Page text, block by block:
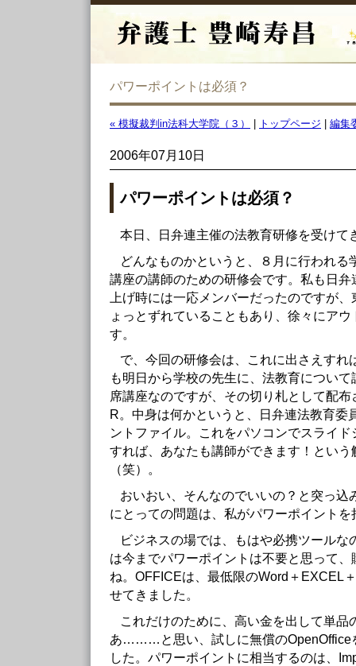
パワーポイントは必須？
« 模擬裁判in法科大学院（３） トップページ 編集
2006年07月10日
パワーポイントは必須？
本日、日弁連主催の法教育研修を受けて
どんなものかというと、８月に行われる
講座の講師のための研修会です。私も日
上げ時には一応メンバーだったのですが
ょっとずれていることもあり、徐々にア
す。
で、今回の研修会は、これに出さえすれ
も明日から学校の先生に、法教育につい
席講座なのですが、その切り札として配
R。中身は何かというと、日弁連法教育委
ントファイル。これをパソコンでスライ
すれば、あなたも講師ができます！という
（笑）。
おいおい、そんなのでいいの？と突っ込
にとっての問題は、私がパワーポイント
ビジネスの場では、もはや必携ツールな
は今までパワーポイントは不要と思って
ね。OFFICEは、最低限のWord＋EXCEL
せてきました。
これだけのために、高い金を出して単品
あ………と思い、試しに無償のOpenOffice
した。パワーポイントに相当するのは、